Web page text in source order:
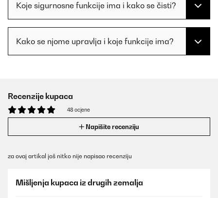
Koje sigurnosne funkcije ima i kako se čisti?
Kako se njome upravlja i koje funkcije ima?
Recenzije kupaca
48 ocjene
Napišite recenziju
za ovaj artikal još nitko nije napisao recenziju
Mišljenja kupaca iz drugih zemalja